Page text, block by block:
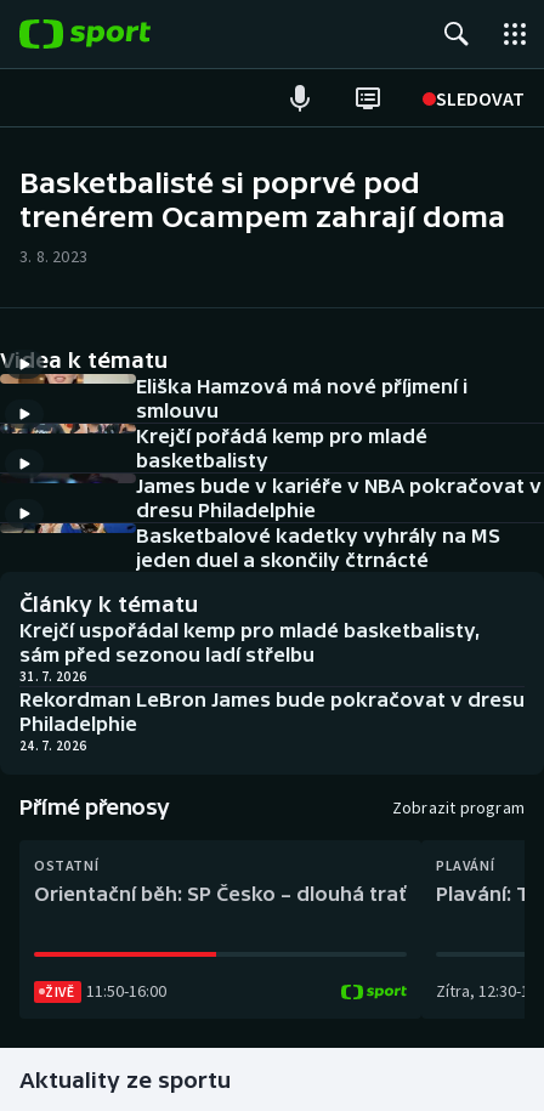
SLEDOVAT
Hokej
Cyklistika
DALŠÍ SPORTY
Americký fotbal
Baseball a softbal
Basketbal
Biatlon
Boby a skeleton
Box
Curling
Golf
NEPŘEHLÉDNĚTE
Historické návraty
Aplikace ČT sport
AZ kvíz
Basketbalisté si poprvé pod
trenérem Ocampem zahrají doma
3. 8. 2023
Videa k tématu
Eliška Hamzová má nové příjmení i
smlouvu
Krejčí pořádá kemp pro mladé
basketbalisty
James bude v kariéře v NBA pokračovat v
dresu Philadelphie
Basketbalové kadetky vyhrály na MS
jeden duel a skončily čtrnácté
Články k tématu
Krejčí uspořádal kemp pro mladé basketbalisty,
sám před sezonou ladí střelbu
31. 7. 2026
Rekordman LeBron James bude pokračovat v dresu
Philadelphie
24. 7. 2026
Přímé přenosy Zobrazit program
OSTATNÍ
Orientační běh: SP Česko – dlouhá trať
ŽIVĚ 11:50-16:00
PLAVÁNÍ
Plavání:
Zítra, 12:30-
Aktuality ze sportu